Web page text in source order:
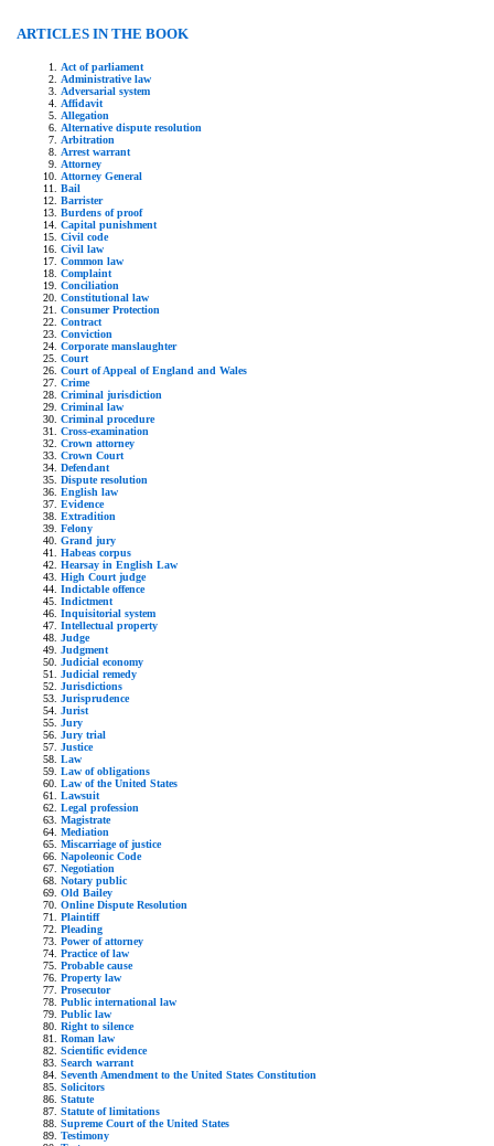
ARTICLES IN THE BOOK
Act of parliament
Administrative law
Adversarial system
Affidavit
Allegation
Alternative dispute resolution
Arbitration
Arrest warrant
Attorney
Attorney General
Bail
Barrister
Burdens of proof
Capital punishment
Civil code
Civil law
Common law
Complaint
Conciliation
Constitutional law
Consumer Protection
Contract
Conviction
Corporate manslaughter
Court
Court of Appeal of England and Wales
Crime
Criminal jurisdiction
Criminal law
Criminal procedure
Cross-examination
Crown attorney
Crown Court
Defendant
Dispute resolution
English law
Evidence
Extradition
Felony
Grand jury
Habeas corpus
Hearsay in English Law
High Court judge
Indictable offence
Indictment
Inquisitorial system
Intellectual property
Judge
Judgment
Judicial economy
Judicial remedy
Jurisdictions
Jurisprudence
Jurist
Jury
Jury trial
Justice
Law
Law of obligations
Law of the United States
Lawsuit
Legal profession
Magistrate
Mediation
Miscarriage of justice
Napoleonic Code
Negotiation
Notary public
Old Bailey
Online Dispute Resolution
Plaintiff
Pleading
Power of attorney
Practice of law
Probable cause
Property law
Prosecutor
Public international law
Public law
Right to silence
Roman law
Scientific evidence
Search warrant
Seventh Amendment to the United States Constitution
Solicitors
Statute
Statute of limitations
Supreme Court of the United States
Testimony